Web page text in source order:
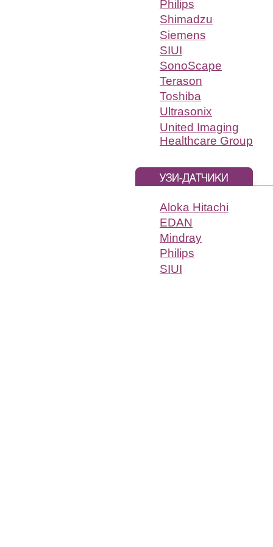
Philips
Shimadzu
Siemens
SIUI
SonoScape
Terason
Toshiba
Ultrasonix
United Imaging
Healthcare Group
Aloka Hitachi
EDAN
Mindray
Philips
SIUI